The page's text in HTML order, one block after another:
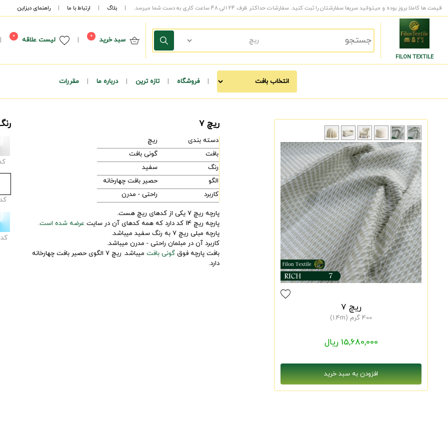
قیمت ها کاملا بروز بوده و میتوانید سریعا سفارشتان را ثبت کنید. سفارشات حداکثر ظرف 24 الی 48 ساعت کاری به دست شما میرسد. | بلاگ | ارتباط با ما | راهنمای دیزاین
FILON TEXTILE
سبد خرید 0
| لیست علاقه 0
|
| فروشگاه | تازه ترین | درباره ما | مقررات
ریچ 7
400 گرم (1.4m)
15,680,000 ریال
ریچ 7
دسته بندی
ریچ
بافت
گونی بافت
رنگ
سفید
الگو
حصیر بافت چهارخانه
کاربرد
راحتی - مدرن
پارچه ریچ 7 یکی از کدهای ریچ هست.
پارچه ریچ 14 کد دارد که همه کدهای آن در سایت
عرضه شده است.
پارچه مبلی ریچ 7 به رنگ سفید میباشد.
کاربرد آن در مبلمان راحتی - مدرن میباشد.
بافت پارچه فوقگونی بافت
میباشد. ریچ 7 الگوی حصیر بافت چهارخانه
دارد.
کد
کد